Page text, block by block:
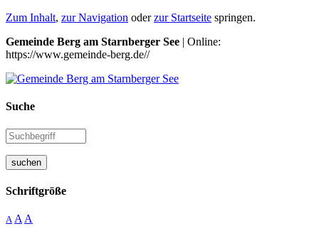
Zum Inhalt, zur Navigation oderzur Startseite springen.
Gemeinde Berg am Starnberger See | Online:
https://www.gemeinde-berg.de//
Suche
suchen
Schriftgröße
A A A